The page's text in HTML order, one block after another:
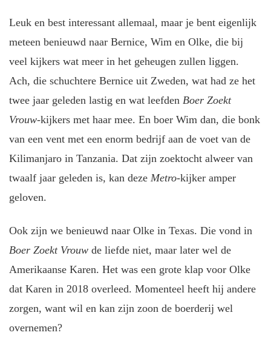
Leuk en best interessant allemaal, maar je bent eigenlijk
meteen benieuwd naar Bernice, Wim en Olke, die bij
veel kijkers wat meer in het geheugen zullen liggen.
Ach, die schuchtere Bernice uit Zweden, wat had ze het
twee jaar geleden lastig en wat leefden Boer Zoekt
Vrouw-kijkers met haar mee. En boer Wim dan, die bonk
van een vent met een enorm bedrijf aan de voet van de
Kilimanjaro in Tanzania. Dat zijn zoektocht alweer van
twaalf jaar geleden is, kan deze Metro-kijker amper
geloven.
Ook zijn we benieuwd naar Olke in Texas. Die vond in
Boer Zoekt Vrouwde liefde niet, maar later wel de
Amerikaanse Karen. Het was een grote klap voor Olke
dat Karen in 2018 overleed. Momenteel heeft hij andere
zorgen, want wil en kan zijn zoon de boerderij wel
overnemen?